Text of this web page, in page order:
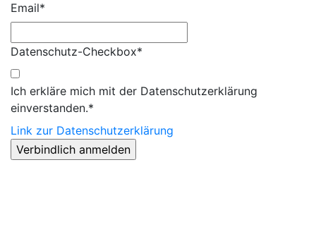
Email*
Datenschutz-Checkbox*
Ich erkläre mich mit der Datenschutzerklärung
einverstanden.*
Link zur Datenschutzerklärung